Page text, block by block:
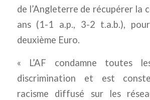
de l’Angleterre de récupérer la
ans (1-1 a.p., 3-2 t.a.b.),
deuxième Euro.
« L’AF condamne toutes
discrimination et est
racisme diffusé sur les